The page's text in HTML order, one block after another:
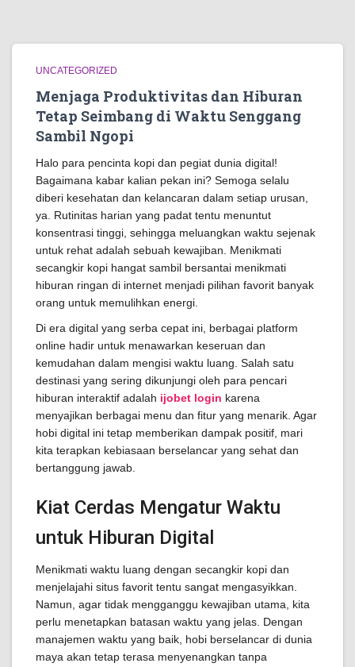
UNCATEGORIZED
Menjaga Produktivitas dan Hiburan
Tetap Seimbang di Waktu Senggang
Sambil Ngopi
Halo para pencinta kopi dan pegiat dunia digital!
Bagaimana kabar kalian pekan ini? Semoga selalu
diberi kesehatan dan kelancaran dalam setiap urusan,
ya. Rutinitas harian yang padat tentu menuntut
konsentrasi tinggi, sehingga meluangkan waktu sejenak
untuk rehat adalah sebuah kewajiban. Menikmati
secangkir kopi hangat sambil bersantai menikmati
hiburan ringan di internet menjadi pilihan favorit banyak
orang untuk memulihkan energi.
Di era digital yang serba cepat ini, berbagai platform
online hadir untuk menawarkan keseruan dan
kemudahan dalam mengisi waktu luang. Salah satu
destinasi yang sering dikunjungi oleh para pencari
hiburan interaktif adalah ijobet login karena
menyajikan berbagai menu dan fitur yang menarik. Agar
hobi digital ini tetap memberikan dampak positif, mari
kita terapkan kebiasaan berselancar yang sehat dan
bertanggung jawab.
Kiat Cerdas Mengatur Waktu
untuk Hiburan Digital
Menikmati waktu luang dengan secangkir kopi dan
menjelajahi situs favorit tentu sangat mengasyikkan.
Namun, agar tidak mengganggu kewajiban utama, kita
perlu menetapkan batasan waktu yang jelas. Dengan
manajemen waktu yang baik, hobi berselancar di dunia
maya akan tetap terasa menyenangkan tanpa